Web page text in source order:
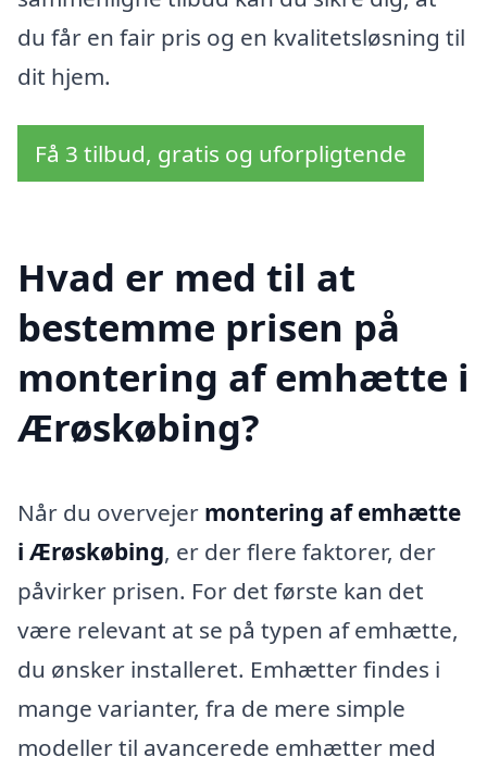
du får en fair pris og en kvalitetsløsning til
dit hjem.
Få 3 tilbud, gratis og uforpligtende
Hvad er med til at
bestemme prisen på
montering af emhætte i
Ærøskøbing?
Når du overvejer montering af emhætte
i Ærøskøbing, er der flere faktorer, der
påvirker prisen. For det første kan det
være relevant at se på typen af emhætte,
du ønsker installeret. Emhætter findes i
mange varianter, fra de mere simple
modeller til avancerede emhætter med